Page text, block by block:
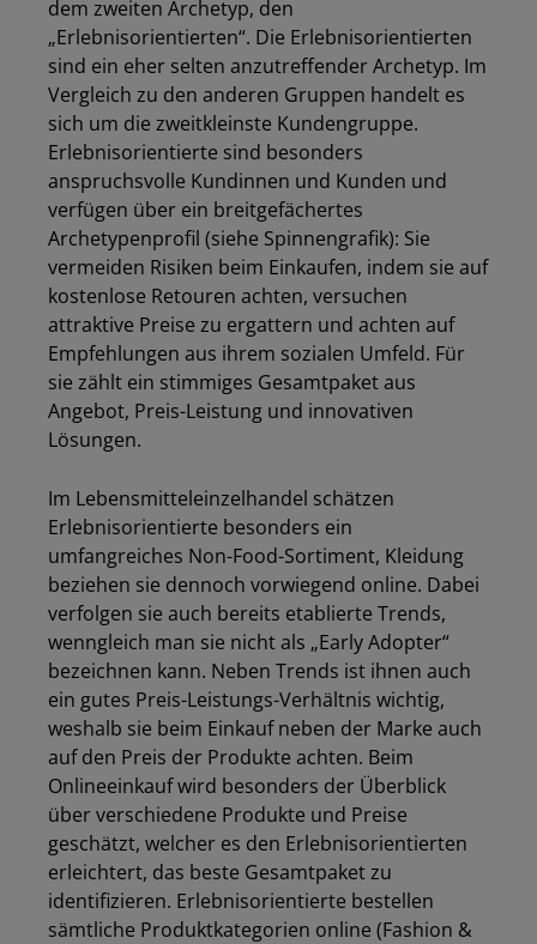
dem zweiten Archetyp, den
„Erlebnisorientierten“. Die Erlebnisorientierten
sind ein eher selten anzutreffender Archetyp. Im
Vergleich zu den anderen Gruppen handelt es
sich um die zweitkleinste Kundengruppe.
Erlebnisorientierte sind besonders
anspruchsvolle Kundinnen und Kunden und
verfügen über ein breitgefächertes
Archetypenprofil (siehe Spinnengrafik): Sie
vermeiden Risiken beim Einkaufen, indem sie auf
kostenlose Retouren achten, versuchen
attraktive Preise zu ergattern und achten auf
Empfehlungen aus ihrem sozialen Umfeld. Für
sie zählt ein stimmiges Gesamtpaket aus
Angebot, Preis-Leistung und innovativen
Lösungen.
Im Lebensmitteleinzelhandel schätzen
Erlebnisorientierte besonders ein
umfangreiches Non-Food-Sortiment, Kleidung
beziehen sie dennoch vorwiegend online. Dabei
verfolgen sie auch bereits etablierte Trends,
wenngleich man sie nicht als „Early Adopter“
bezeichnen kann. Neben Trends ist ihnen auch
ein gutes Preis-Leistungs-Verhältnis wichtig,
weshalb sie beim Einkauf neben der Marke auch
auf den Preis der Produkte achten. Beim
Onlineeinkauf wird besonders der Überblick
über verschiedene Produkte und Preise
geschätzt, welcher es den Erlebnisorientierten
erleichtert, das beste Gesamtpaket zu
identifizieren. Erlebnisorientierte bestellen
sämtliche Produktkategorien online (Fashion &